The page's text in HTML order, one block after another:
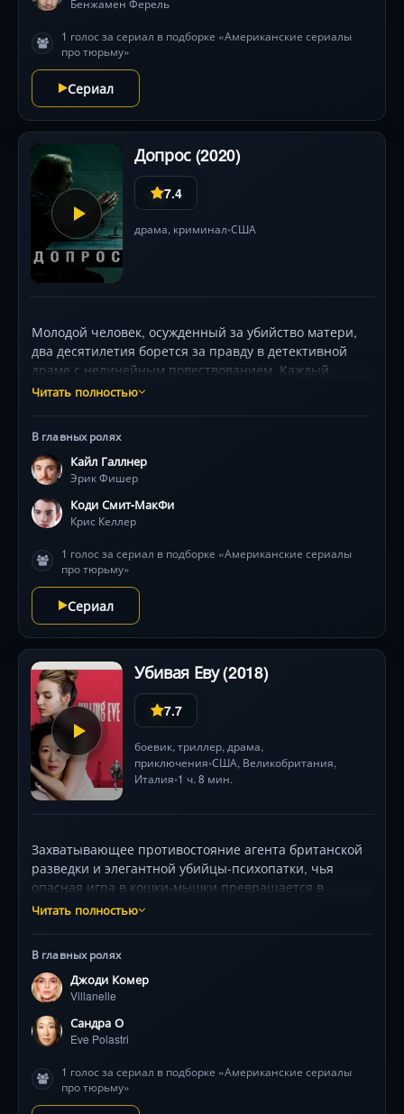
1 голос за сериал в подборке «Американские сериалы
про тюрьму»
Сериал
Допрос (2020)
7.4
драма, криминал•США
Молодой человек, осужденный за убийство матери,
два десятилетия борется за правду в детективной
драме с нелинейным повествованием. Каждый
эпизод — новый допрос, раскрывающий тайны
переплетается с фатальными ошибками следствия.
Реальная история, в которой зритель сам становится
следователем .
Читать полностью
В главных ролях
Кайл Галлнер
Эрик Фишер
Коди Смит-МакФи
Крис Келлер
1 голос за сериал в подборке «Американские сериалы
про тюрьму»
Сериал
Убивая Еву (2018)
7.7
боевик,триллер,драма,
приключения•США, Великобритания,
Италия•1 ч. 8 мин.
Захватывающее противостояние агента британской
разведки и элегантной убийцы-психопатки, чья
опасная игра в кошки-мышки превращается в
одержимость. Смесь триллера, чёрной комедии и
«Эмми». Непредсказуемые повороты и визуальная
эстетика, переопределившие жанр .
Читать полностью
В главных ролях
Джоди Комер
Villanelle
Сандра О
Eve Polastri
1 голос за сериал в подборке «Американские сериалы
про тюрьму»